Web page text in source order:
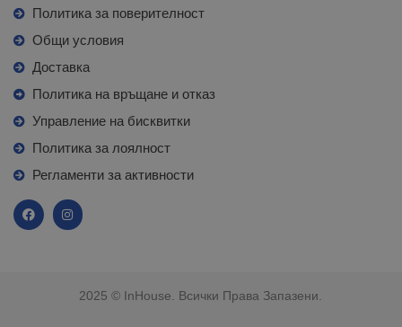
Политика за поверителност
Общи условия
Доставка
Политика на връщане и отказ
Управление на бисквитки
Политика за лоялност
Регламенти за активности
2025 © InHouse. Всички Права Запазени.